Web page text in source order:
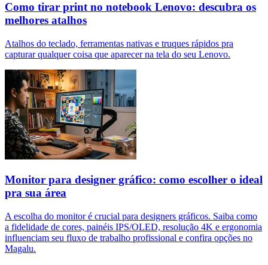
Como tirar print no notebook Lenovo: descubra os
melhores atalhos
Atalhos do teclado, ferramentas nativas e truques rápidos pra
capturar qualquer coisa que aparecer na tela do seu Lenovo.
Monitor para designer gráfico: como escolher o ideal
pra sua área
A escolha do monitor é crucial para designers gráficos. Saiba como
a fidelidade de cores, painéis IPS/OLED, resolução 4K e ergonomia
influenciam seu fluxo de trabalho profissional e confira opções no
Magalu.